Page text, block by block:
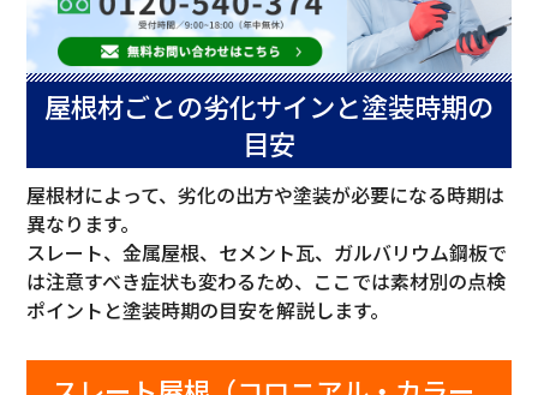
屋根材ごとの劣化サインと塗装時期の
目安
屋根材によって、劣化の出方や塗装が必要になる時期は
異なります。
スレート、金属屋根、セメント瓦、ガルバリウム鋼板で
は注意すべき症状も変わるため、ここでは素材別の点検
ポイントと塗装時期の目安を解説します。